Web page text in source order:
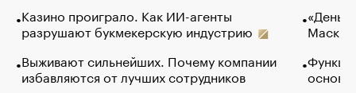
Казино проиграло. Как ИИ-агенты
разрушают букмекерскую индустрию
Выживают сильнейших. Почему компании
избавляются от лучших сотрудников
Маск в
основ